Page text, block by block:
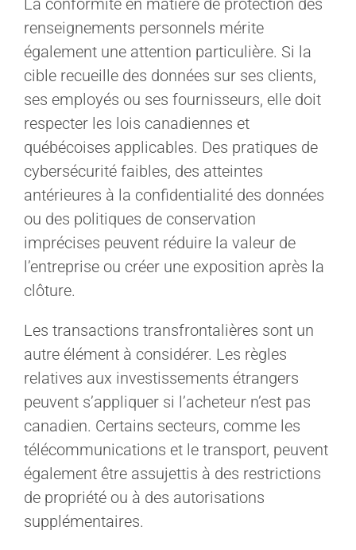
La conformité en matière de protection des
renseignements personnels mérite
également une attention particulière. Si la
cible recueille des données sur ses clients,
ses employés ou ses fournisseurs, elle doit
respecter les lois canadiennes et
québécoises applicables. Des pratiques de
cybersécurité faibles, des atteintes
antérieures à la confidentialité des données
ou des politiques de conservation
imprécises peuvent réduire la valeur de
l’entreprise ou créer une exposition après la
clôture.
Les transactions transfrontalières sont un
autre élément à considérer. Les règles
relatives aux investissements étrangers
peuvent s’appliquer si l’acheteur n’est pas
canadien. Certains secteurs, comme les
télécommunications et le transport, peuvent
également être assujettis à des restrictions
de propriété ou à des autorisations
supplémentaires.